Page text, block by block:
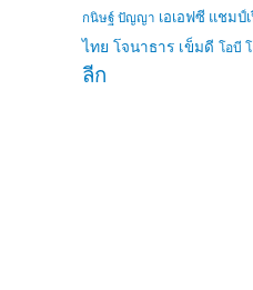
กนิษฐ์ ปัญญา เอเอฟซี แชมป์
ไทย โจนาธาร เข็มดี โอบี
ลีก